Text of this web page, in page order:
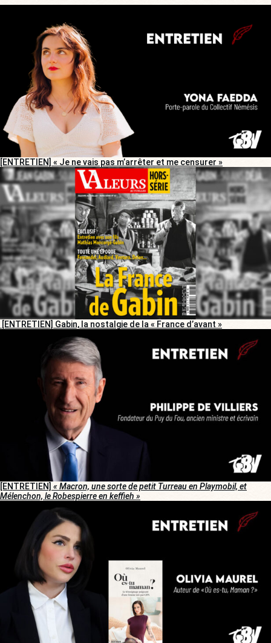
[ENTRETIEN] « Je ne vais pas m’arrêter et me censurer »
[ENTRETIEN] Gabin, la nostalgie de la « France d’avant »
[ENTRETIEN] « Macron, une sorte de petit Turreau en Playmobil, et
Mélenchon, le Robespierre en keffieh »